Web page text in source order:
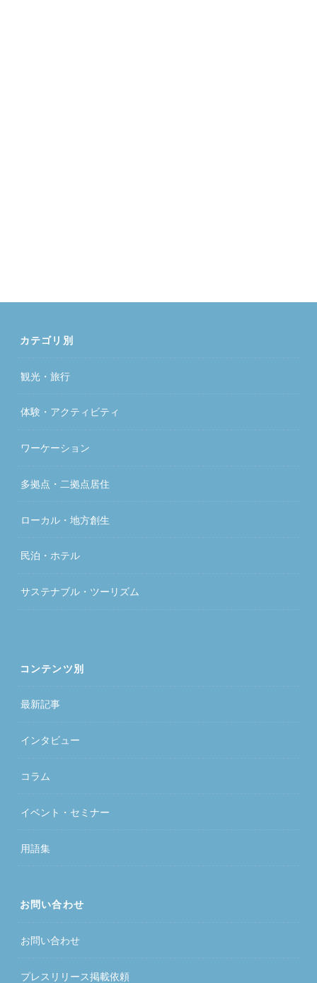
カテゴリ別
観光・旅行
体験・アクティビティ
ワーケーション
多拠点・二拠点居住
ローカル・地方創生
民泊・ホテル
サステナブル・ツーリズム
コンテンツ別
最新記事
インタビュー
コラム
イベント・セミナー
用語集
お問い合わせ
お問い合わせ
プレスリリース掲載依頼